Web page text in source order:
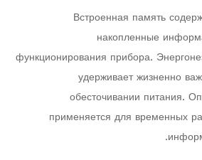
Встроенная память
накопленные
функционирования прибора.
удерживает жизненно
обесточивании питания.
применяется для временных